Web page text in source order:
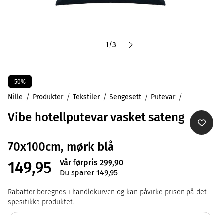
1/3
50%
Nille Produkter Tekstiler Sengesett Putevar
Vibe hotellputevar vasket sateng
70x100cm, mørk blå
149,95
Vår førpris 299,90
Du sparer 149,95
Rabatter beregnes i handlekurven og kan påvirke prisen på det
spesifikke produktet.